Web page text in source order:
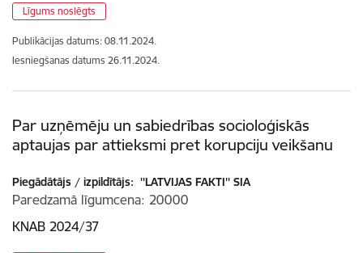
Līgums noslēgts
Publikācijas datums: 08.11.2024.
Iesniegšanas datums 26.11.2024.
Par uzņēmēju un sabiedrības socioloģiskās
aptaujas par attieksmi pret korupciju veikšanu
Piegādātājs / izpildītājs: ''LATVIJAS FAKTI'' SIA
Paredzamā līgumcena 20000
KNAB 2024/37